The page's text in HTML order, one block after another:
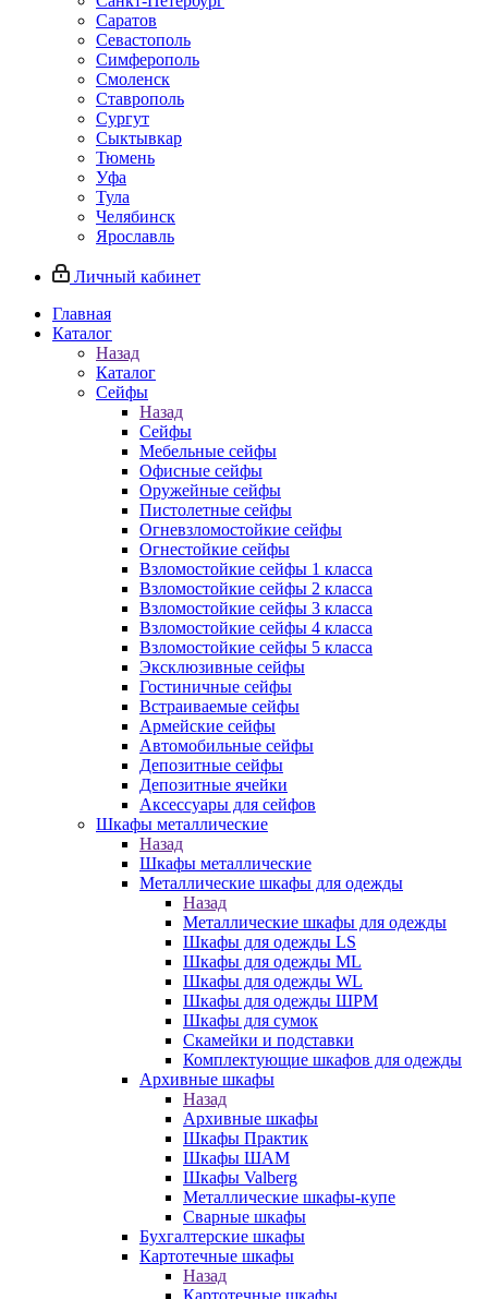
Саратов
Севастополь
Симферополь
Смоленск
Ставрополь
Сургут
Сыктывкар
Тюмень
Уфа
Тула
Челябинск
Ярославль
Личный кабинет
Главная
Каталог
Назад
Каталог
Сейфы
Назад
Сейфы
Мебельные сейфы
Офисные сейфы
Оружейные сейфы
Пистолетные сейфы
Огневзломостойкие сейфы
Огнестойкие сейфы
Взломостойкие сейфы 1 класса
Взломостойкие сейфы 2 класса
Взломостойкие сейфы 3 класса
Взломостойкие сейфы 4 класса
Взломостойкие сейфы 5 класса
Эксклюзивные сейфы
Гостиничные сейфы
Встраиваемые сейфы
Армейские сейфы
Автомобильные сейфы
Депозитные сейфы
Депозитные ячейки
Аксессуары для сейфов
Шкафы металлические
Назад
Шкафы металлические
Металлические шкафы для одежды
Назад
Металлические шкафы для одежды
Шкафы для одежды LS
Шкафы для одежды ML
Шкафы для одежды WL
Шкафы для одежды ШРМ
Шкафы для сумок
Скамейки и подставки
Комплектующие шкафов для одежды
Архивные шкафы
Назад
Архивные шкафы
Шкафы Практик
Шкафы ШАМ
Шкафы Valberg
Металлические шкафы-купе
Сварные шкафы
Бухгалтерские шкафы
Картотечные шкафы
Назад
Картотечные шкафы